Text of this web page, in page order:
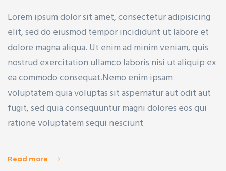
Lorem ipsum dolor sit amet, consectetur adipisicing
elit, sed do eiusmod tempor incididunt ut labore et
dolore magna aliqua. Ut enim ad minim veniam, quis
nostrud exercitation ullamco laboris nisi ut aliquip ex
ea commodo consequat.Nemo enim ipsam
voluptatem quia voluptas sit aspernatur aut odit aut
fugit, sed quia consequuntur magni dolores eos qui
ratione voluptatem sequi nesciunt
Read more